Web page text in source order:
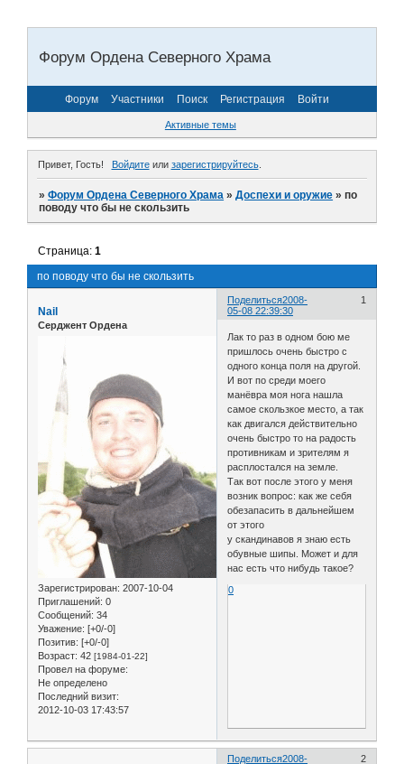
Форум Ордена Северного Храма
Форум Участники Поиск Регистрация Войти
Активные темы
Привет, Гость! Войдитеили зарегистрируйтесь.
»Форум Ордена Северного Храма »Доспехи и оружие »по
поводу что бы не скользить
по поводу что бы не скользить
Страница:1
Поделиться 1
2008-
05-08 22:39:30
Nail
Серджент Ордена
Зарегистрирован: 2007-10-04
Приглашений: 0
Сообщений: 34
Уважение: [+0/-0]
Позитив: [+0/-0]
Возраст: 42 [1984-01-22]
Провел на форуме:
Не определено
Последний визит:
2012-10-03 17:43:57
Лак то раз в одном бою ме
пришлось очень быстро с
одного конца поля на другой.
И вот по среди моего
манёвра моя нога нашла
самое скользкое место, а так
как двигался действительно
очень быстро то на радость
противникам и зрителям я
расплостался на земле.
Так вот после этого у меня
возник вопрос: как же себя
обезапасить в дальнейшем
от этого
у скандинавов я знаю есть
обувные шипы. Может и для
нас есть что нибудь такое?
0
Поделиться 2
2008-